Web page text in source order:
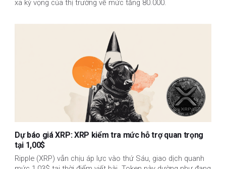
xa kỳ vọng của thị trường về mức tăng 80.000.
Dự báo giá XRP: XRP kiểm tra mức hỗ trợ quan trọng
tại 1,00$
Ripple (XRP) vẫn chịu áp lực vào thứ Sáu, giao dịch quanh